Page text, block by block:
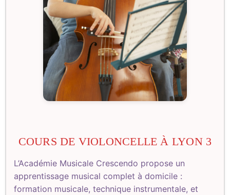
COURS DE VIOLONCELLE À LYON 3
L’Académie Musicale Crescendo propose un
apprentissage musical complet à domicile :
formation musicale, technique instrumentale, et